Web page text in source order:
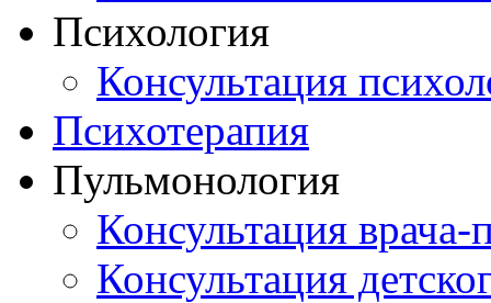
Психология
Консультация
Психотерапия
Пульмонология
Консультация врача-
Консультация